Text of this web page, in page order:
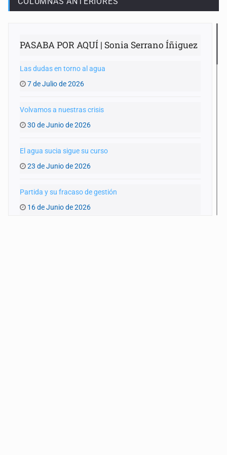
PASABA POR AQUÍ | Sonia Serrano Íñiguez
Las dudas en torno al agua
7 de Julio de 2026
Volvamos a nuestras crisis
30 de Junio de 2026
El agua sucia sigue su curso
23 de Junio de 2026
Partida y su fracaso de gestión
16 de Junio de 2026